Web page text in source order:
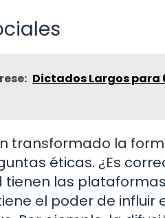
Dictados Largos para
transformado la
éticas. ¿Es
tienen las
el poder de